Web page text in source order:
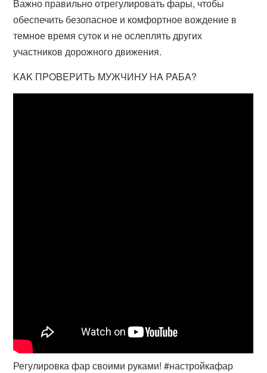
Важно правильно отрегулировать фары, чтобы
обеспечить безопасное и комфортное вождение в
темное время суток и не ослеплять других
участников дорожного движения.
KAK ПPOBEPИTЬ MУЖЧИHУ HA PAБA?
Регулировка фар своими руками! #настройкафар